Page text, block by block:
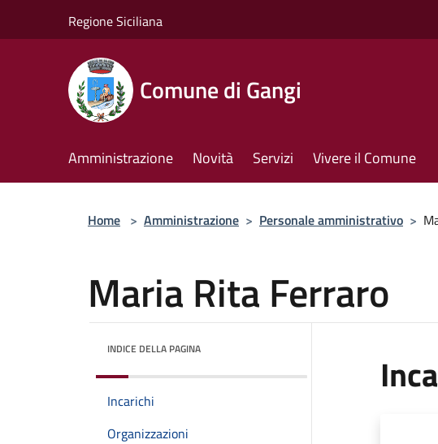
Regione Siciliana
Comune di Gangi
Amministrazione Novità Servizi Vivere il Comune
Home > Amministrazione > Personale amministrativo >
Maria Rita Ferraro
INDICE DELLA PAGINA
Incarichi
Organizzazioni